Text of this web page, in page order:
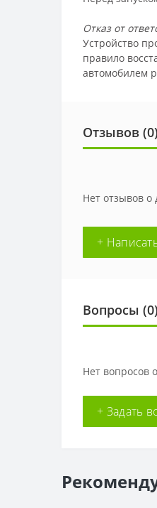
Отказ от
Устройство
правило
автомобилем
Отзывов (0)
Нет отзывов о
+
Вопросы (0)
Нет вопросов
+ Задать